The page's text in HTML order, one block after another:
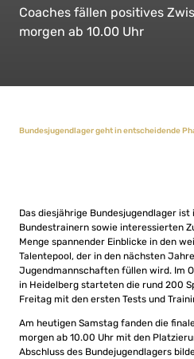
Coaches fällen positives
morgen ab 10.00 Uhr
Bundesjugendlager geht in entscheidende
Das diesjährige Bundesjugendlager
Bundestrainern sowie interessierten
Menge spannender Einblicke in den
Talentepool, der in den nächsten
Jugendmannschaften füllen wird. Im
in Heidelberg starteten die rund 200
Freitag mit den ersten Tests und
Am heutigen Samstag fanden die
morgen ab 10.00 Uhr mit den
Abschluss des Bundejugendlagers